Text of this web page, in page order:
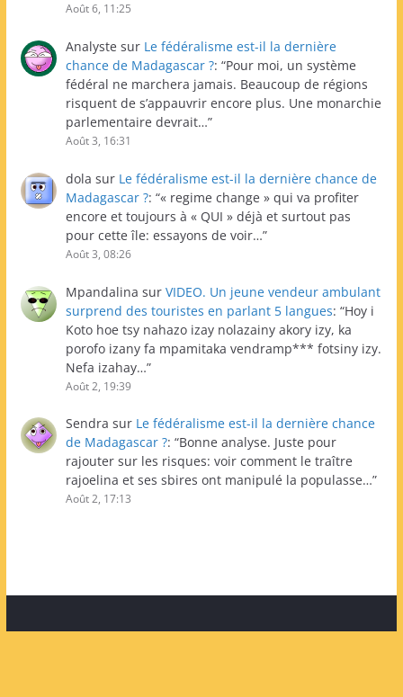
Août 6, 11:25
Analyste sur Le fédéralisme est-il la dernière
chance de Madagascar ?: “Pour moi, un système
fédéral ne marchera jamais. Beaucoup de régions
risquent de s’appauvrir encore plus. Une monarchie
parlementaire devrait…”
Août 3, 16:31
dola sur Le fédéralisme est-il la dernière chance de
Madagascar ?: “« regime change » qui va profiter
encore et toujours à « QUI » déjà et surtout pas
pour cette île: essayons de voir…”
Août 3, 08:26
Mpandalina sur VIDEO. Un jeune vendeur ambulant
surprend des touristes en parlant 5 langues: “Hoy i
Koto hoe tsy nahazo izay nolazainy akory izy, ka
porofo izany fa mpamitaka vendramp*** fotsiny izy.
Nefa izahay…”
Août 2, 19:39
Sendra sur Le fédéralisme est-il la dernière chance
de Madagascar ?: “Bonne analyse. Juste pour
rajouter sur les risques: voir comment le traître
rajoelina et ses sbires ont manipulé la populasse…”
Août 2, 17:13